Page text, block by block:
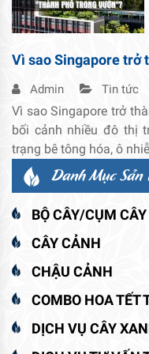
Vì sao Singapore trở
Admin Tin tức
Vì sao Singapore trở
bối cảnh nhiều đô thị
trạng bê tông hóa, ô
Danh Mục Sản
BỘ CÂY/CỤM
CÂY CẢNH
CHẬU CẢNH
COMBO HOA TẾT
DỊCH VỤ CÂY